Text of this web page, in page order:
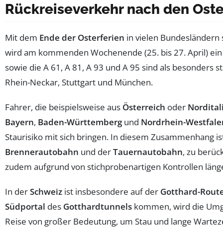
Rückreiseverkehr nach den
Mit dem Ende der Osterferien in vielen
wird am kommenden Wochenende (25. bis 27. April)
sowie die A 61, A 81, A 93 und A 95 sind als
Rhein-Neckar, Stuttgart und München.
Fahrer, die beispielsweise aus Österreich oder
Bayern, Baden-Württembergund Nordrhein-
Staurisiko mit sich bringen. In diesem Zusammenhang
Brennerautobahn und derTauernautobahn, zu
zudem aufgrund von stichprobenartigen Kontrollen
In derSchweiz ist insbesondere auf der Gotthard-
Südportal des Gotthardtunnels kommen, wird die
Reise von großer Bedeutung, um Stau und lange